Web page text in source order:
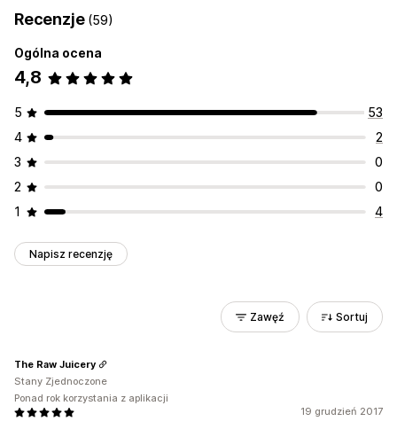
Recenzje (59)
Ogólna ocena
4,8
5
53
4
2
3
0
2
0
1
4
Napisz recenzję
Zawęź Sortuj
19 grudzień 2017
The Raw Juicery
Stany Zjednoczone
Ponad rok korzystania z aplikacji